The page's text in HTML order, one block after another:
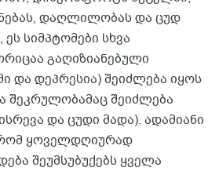
დაღლილობას და ცუდ
სიმპტომები სხვა
გაღიზიანებული
და დეპრესია) შეიძლება იყოს
შეკრულობამაც შეიძლება
და ცუდი მადა). ადამიანი
ყოველდღიურად
შეუმსუბუქებს ყველა